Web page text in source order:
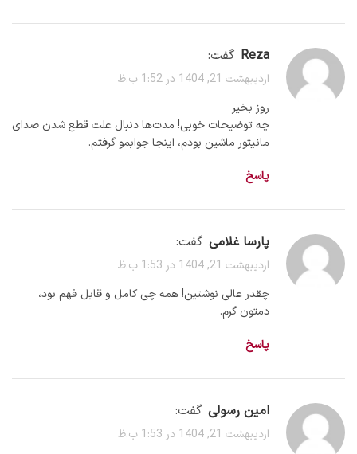
reza گفت:
اردیبهشت 21, 1404 در 1:52 ب.ظ
روز بخیر
چه توضیحات خوبی! مدت‌ها دنبال علت قطع شدن صدای
مانیتور ماشین بودم، اینجا جوابمو گرفتم.
پاسخ
پارسا غلامی گفت:
اردیبهشت 21, 1404 در 1:53 ب.ظ
چقدر عالی نوشتین! همه چی کامل و قابل فهم بود،
دمتون گرم.
پاسخ
امین رسولی گفت:
اردیبهشت 21, 1404 در 1:53 ب.ظ